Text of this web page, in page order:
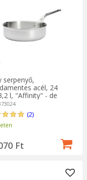
serpenyő,
acél, 24
l, "Affinity" - de
(2)
Ft